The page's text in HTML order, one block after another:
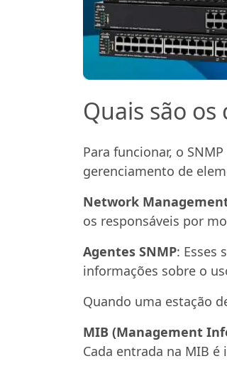
Quais são
Para funcionar, o
gerenciamento de
Network
os responsáveis por
Agentes SNMP: Esses
informações sobre o
Quando uma estação
MIB (Management
Cada entrada na MIB